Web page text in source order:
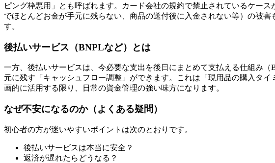
ピング枠悪用」とも呼ばれます。カード会社の規約で禁止されているケー
でほとんどお金が手元に残らない、商品の送付後に入金されない等）の被
す。
後払いサービス（BNPLなど）とは
一方、後払いサービスは、今必要な支出を後日にまとめて支払える仕組み
元に残す「キャッシュフロー調整」ができます。これは「現用品の購入タ
画的に活用する限り、日常の資金管理の強い味方になります。
なぜ不安になるのか（よくある疑問）
初心者の方が迷いやすいポイントは次のとおりです。
後払いサービスは本当に安全？
返済が遅れたらどうなる？